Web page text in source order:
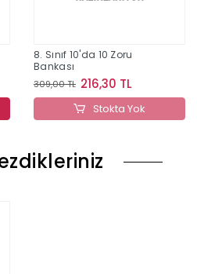
8. Sınıf 10'da 10 Zoru
Bankası
309,00 TL 216,30 TL
Stokta Yok